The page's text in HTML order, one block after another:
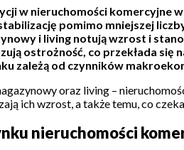
w nieruchomości komercyjne
pomimo mniejszej
i living notują wzrost i
ostrożność, co przekłada się
zależą od czynników
oraz living –
ich wzrost, a także temu, co
nieruchomości